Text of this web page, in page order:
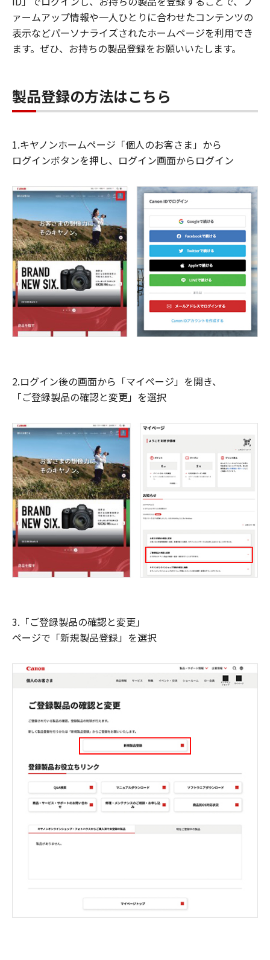
ァームアップ情報や一人ひとりに合わせたコンテンツの
表示などパーソナライズされたホームページを利用でき
ます。ぜひ、お持ちの製品登録をお願いいたします。
製品登録の方法はこちら
1.キヤノンホームページ「個人のお客さま」から
ログインボタンを押し、ログイン画面からログイン
2.ログイン後の画面から「マイページ」を開き、
「ご登録製品の確認と変更」を選択
3.「ご登録製品の確認と変更」
ページで「新規製品登録」を選択